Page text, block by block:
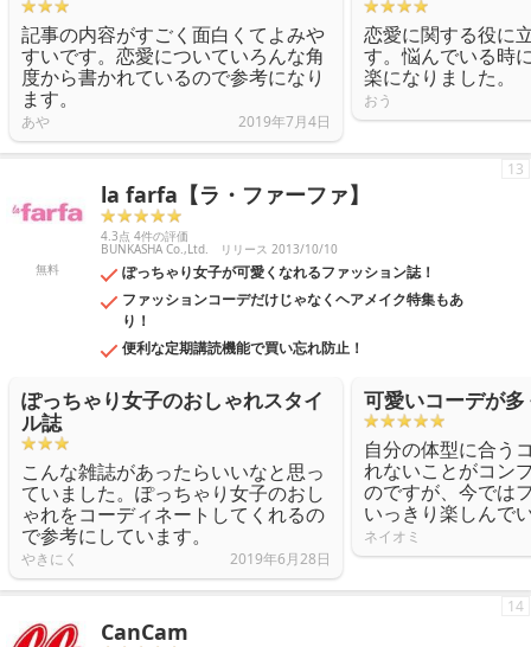
記事の内容がすごく面白くてよみや
すいです。恋愛についていろんな角
度から書かれているので参考になり
ます。
あや 2019年7月4日
恋愛に関する役に
す。悩んでいる時
楽になりました。
おう
無料
la farfa【ラ・ファーファ】
4.3点 4件の評価
BUNKASHA Co.,Ltd. リリース 2013/10/10
ぽっちゃり女子が可愛くなれるファッション誌！
ファッションコーデだけじゃなくヘアメイク特集もあ
り！
便利な定期講読機能で買い忘れ防止！
13
ぽっちゃり女子のおしゃれスタイ
ル誌
こんな雑誌があったらいいなと思っ
ていました。ぽっちゃり女子のおし
ゃれをコーディネートしてくれるの
で参考にしています。
やきにく 2019年6月28日
可愛いコーデが
自分の体型に合う
れないことがコン
のですが、今では
いっきり楽しんで
ネイオミ
CanCam
14